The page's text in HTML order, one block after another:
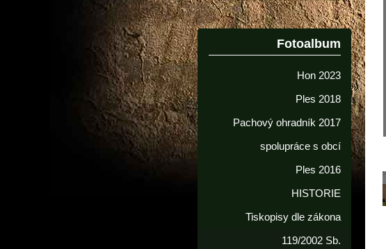
Fotoalbum
Hon 2023
Ples 2018
Pachový ohradník 2017
spolupráce s obcí
Ples 2016
HISTORIE
Tiskopisy dle zákona
119/2002 Sb.